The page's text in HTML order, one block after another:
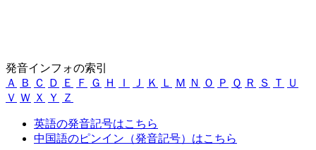
発音インフォの索引
Ａ
Ｂ Ｃ Ｄ Ｅ Ｆ Ｇ Ｈ Ｉ Ｊ Ｋ Ｌ Ｍ Ｎ Ｏ Ｐ Ｑ Ｒ Ｓ Ｔ
Ｕ
Ｖ Ｗ Ｘ Ｙ Ｚ
英語の発音記号はこちら
中国語のピンイン（発音記号）はこちら